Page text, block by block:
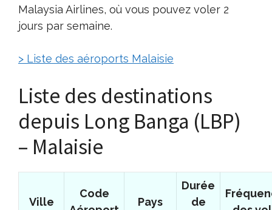
Malaysia Airlines, où vous pouvez voler 2
jours par semaine.
> Liste des aéroports Malaisie
Liste des destinations
depuis Long Banga (LBP)
– Malaisie
Ville
Code
Pays
Durée
de